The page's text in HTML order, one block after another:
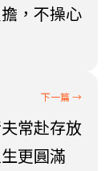
，不操心
常赴存放
更圓滿